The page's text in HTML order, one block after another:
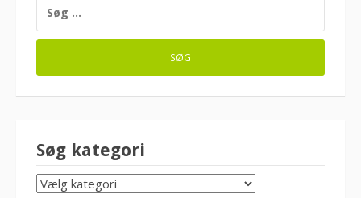
EFTER:
Søg kategori
SØG